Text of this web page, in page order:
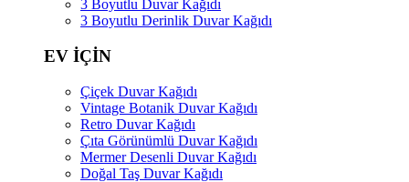
3 Boyutlu Duvar Kağıdı
3 Boyutlu Derinlik Duvar Kağıdı
EV İÇİN
Çiçek Duvar Kağıdı
Vintage Botanik Duvar Kağıdı
Retro Duvar Kağıdı
Çıta Görünümlü Duvar Kağıdı
Mermer Desenli Duvar Kağıdı
Doğal Taş Duvar Kağıdı